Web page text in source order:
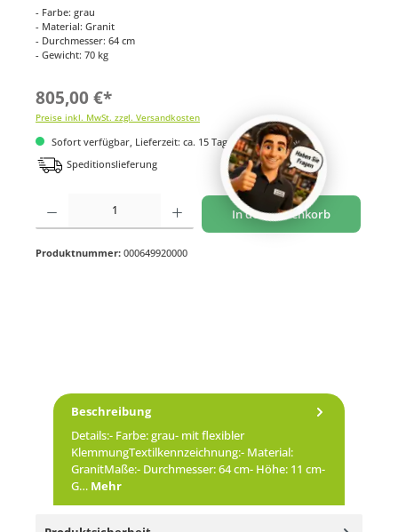
- Farbe: grau
- Material: Granit
- Durchmesser: 64 cm
- Gewicht: 70 kg
805,00 €*
Preise inkl. MwSt. zzgl. Versandkosten
Sofort verfügbar, Lieferzeit: ca. 15 Tage
Speditionslieferung
Produkt Anzahl: Gib den gewünschten Wert ein oder benutze die Schaltflächen um
In den Warenkorb
Produktnummer: 000649920000
Beschreibung
Details:- Farbe: grau- mit flexibler
KlemmungTextilkennzeichnung:- Material:
GranitMaße:- Durchmesser: 64 cm- Höhe: 11 cm-
G… Mehr